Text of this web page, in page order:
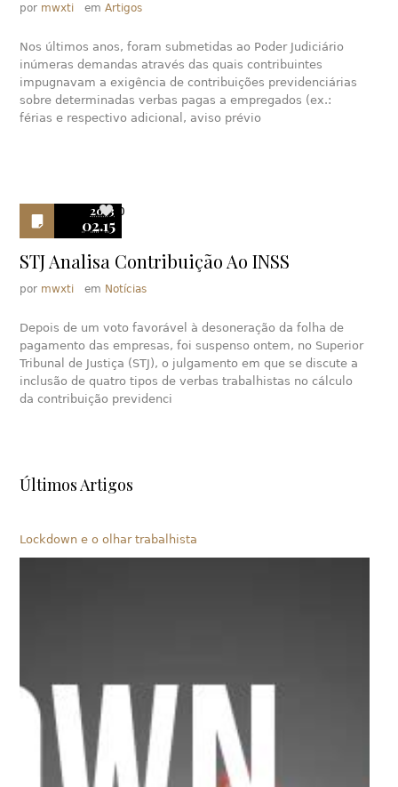
por mwxti emArtigos
Nos últimos anos, foram submetidas ao Poder Judiciário
inúmeras demandas através das quais contribuintes
impugnavam a exigência de contribuições previdenciárias
sobre determinadas verbas pagas a empregados (ex.:
férias e respectivo adicional, aviso prévio
2013
02.15
0
STJ Analisa Contribuição Ao INSS
por mwxti em Notícias
Depois de um voto favorável à desoneração da folha de
pagamento das empresas, foi suspenso ontem, no Superior
Tribunal de Justiça (STJ), o julgamento em que se discute a
inclusão de quatro tipos de verbas trabalhistas no cálculo
da contribuição previdenci
Últimos Artigos
Lockdown e o olhar trabalhista